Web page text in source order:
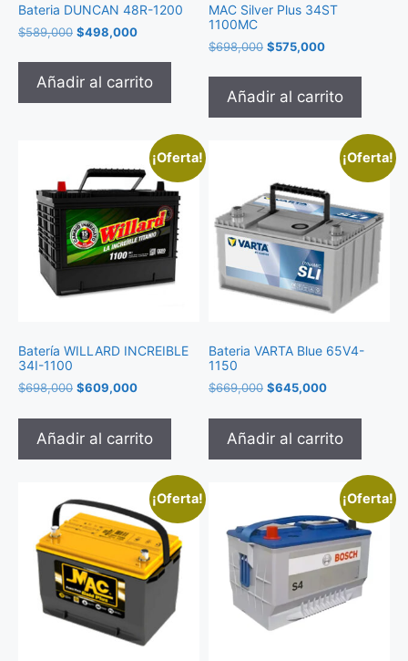
Bateria DUNCAN 48R-1200
$589,000 $498,000
Añadir al carrito
MAC Silver Plus 34ST
1100MC
$698,000 $575,000
Añadir al carrito
¡Oferta!
Batería WILLARD INCREIBLE
34I-1100
$698,000 $609,000
Añadir al carrito
¡Oferta!
Bateria VARTA Blue 65V4-
1150
$669,000 $645,000
Añadir al carrito
¡Oferta! ¡Oferta!